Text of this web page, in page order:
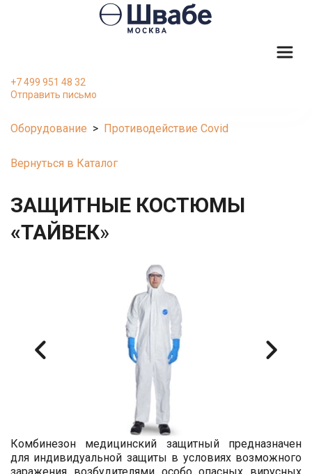
+7 499 951 48 32
Отправить письмо
Оборудование
  >
Противодействие Covid
Вернуться в Каталог
ЗАЩИТНЫЕ КОСТЮМЫ
«ТАЙВЕК»
Комбинезон медицинский защитный предназначен
для индивидуальной защиты в условиях возможного
заражения возбудителями особо опасных вирусных